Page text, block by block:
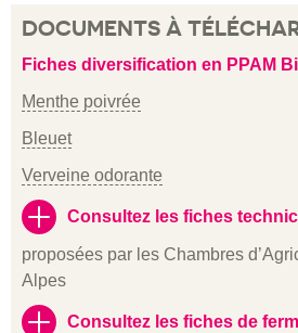
DOCUMENTS À
Fiches diversification en PPAM
Menthe poivrée
Bleuet
Verveine odorante
Consultez les fiches
proposées par les Chambres
Alpes
Consultez les fiches de